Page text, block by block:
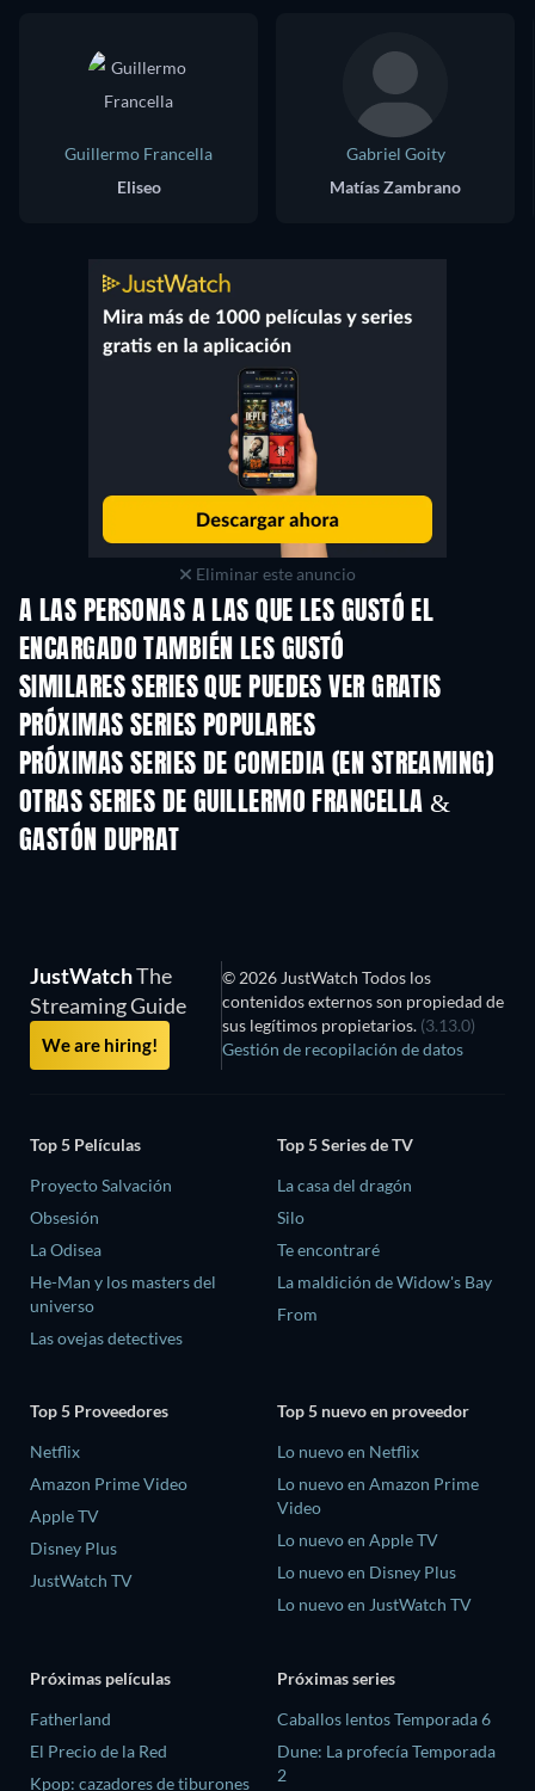
Guillermo Francella
Eliseo
Gabriel Goity
Matías Zambrano
Eliminar este anuncio
A LAS PERSONAS A LAS QUE LES GUSTÓ EL
ENCARGADO TAMBIÉN LES GUSTÓ
TV
SIMILARES SERIES QUE PUEDES VER GRATIS
TV TV
PRÓXIMAS SERIES POPULARES
TV
PRÓXIMAS SERIES DE COMEDIA (EN STREAMING)
Temporada 6 Temporada 2
OTRAS SERIES DE GUILLERMO FRANCELLA &
GASTÓN DUPRATTV
JustWatchThe
Streaming Guide
We are hiring!
© 2026 JustWatch Todos los
contenidos externos son propiedad de
sus legítimos propietarios. (3.13.0)
Gestión de recopilación de datos
Top 5 Películas
Proyecto Salvación
Obsesión
La Odisea
He-Man y los masters del
universo
Las ovejas detectives
Top 5 Series de TV
La casa del dragón
Silo
Te encontraré
La maldición de Widow's Bay
From
Top 5 Proveedores
Netflix
Amazon Prime Video
Apple TV
Disney Plus
JustWatch TV
Top 5 nuevo en proveedor
Lo nuevo en Netflix
Lo nuevo en Amazon Prime
Video
Lo nuevo en Apple TV
Lo nuevo en Disney Plus
Lo nuevo en JustWatch TV
Próximas películas
Fatherland
El Precio de la Red
Kpop: cazadores de tiburones
Próximas series
Caballos lentos Temporada 6
Dune: La profecía Temporada
2